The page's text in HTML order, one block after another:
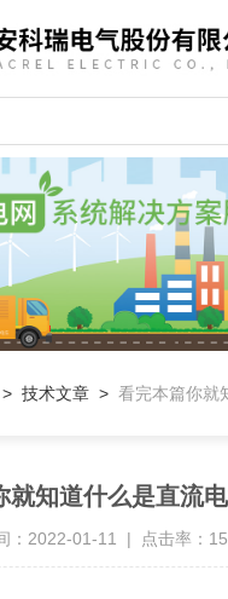
>技术文章 >看完本篇你就知道
就知道什么是直流
：2022-01-11 | 点击率：